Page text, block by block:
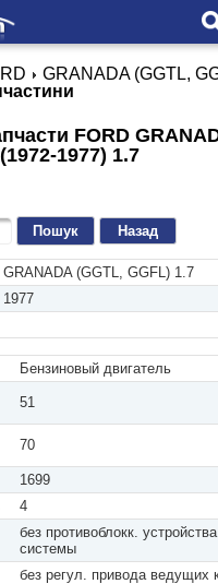
GRANADA (GGTL,
FORD
1977) 1.7
Назад
GRANADA (GGTL, GGFL) 1.7
1977
Бензиновый двигатель
51
70
1699
4
без противоблокк.
системы
без регул. привода ведущих